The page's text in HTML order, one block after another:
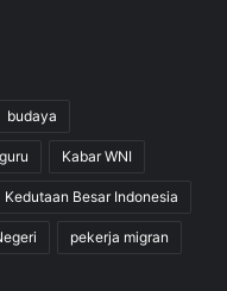
budaya
Kabar WNI
Kedutaan Besar Indonesia
pekerja migran